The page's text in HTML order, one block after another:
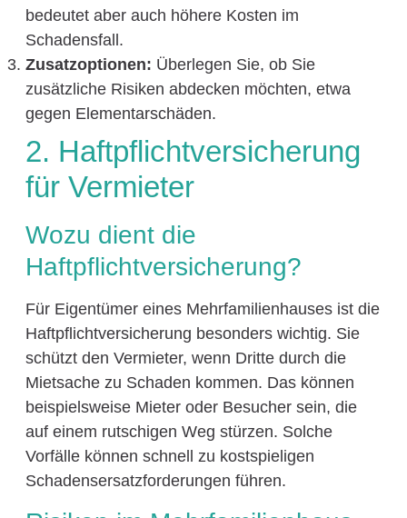
bedeutet aber auch höhere Kosten im
Schadensfall.
Zusatzoptionen: Überlegen Sie, ob Sie
zusätzliche Risiken abdecken möchten, etwa
gegen Elementarschäden.
2. Haftpflichtversicherung
für Vermieter
Wozu dient die
Haftpflichtversicherung?
Für Eigentümer eines Mehrfamilienhauses ist die
Haftpflichtversicherung besonders wichtig. Sie
schützt den Vermieter, wenn Dritte durch die
Mietsache zu Schaden kommen. Das können
beispielsweise Mieter oder Besucher sein, die
auf einem rutschigen Weg stürzen. Solche
Vorfälle können schnell zu kostspieligen
Schadensersatzforderungen führen.